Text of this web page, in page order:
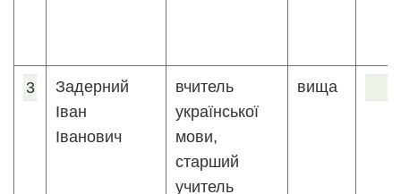
3
Задерний
Іван
Іванович
вчитель
української
мови,
старший
учитель
вища